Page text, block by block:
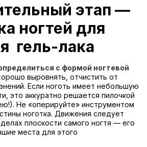
этап —
ногтей для
гель-лака
с формой ногтевой
выровнять, отчистить от
Если ноготь имеет небольшую
это аккуратно решается пилочкой
Не «оперируйте» инструментом
ноготка. Движения следует
плоскости самого ногтя — его
места для этого